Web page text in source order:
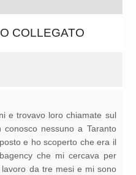
COLLEGATO
e trovavo loro chiamate sul
nessuno a Taranto
e ho scoperto che era il
che mi cercava per
da tre mesi e mi sono